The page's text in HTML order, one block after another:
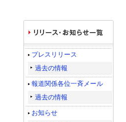
プレスリリース
過去の情報
報道関係各位一斉メール
過去の情報
お知らせ